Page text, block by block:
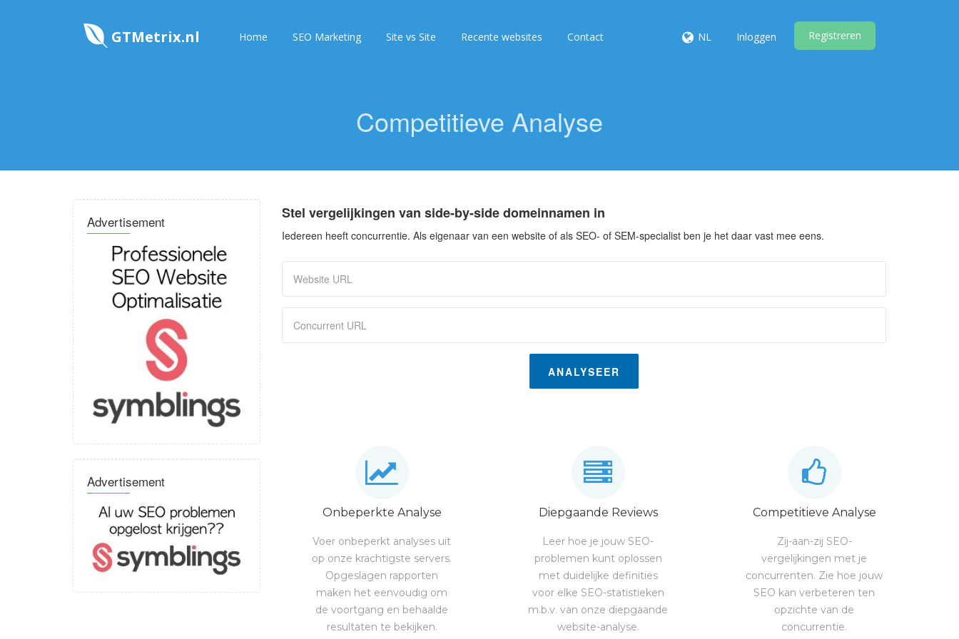
GTMetrix.nl Home SEO Marketing Site vs Site Recente websites Contact NL Inloggen Registreren
Competitieve Analyse
Advertisement
Advertisement
Stel vergelijkingen van side-by-side domeinnamen in
Iedereen heeft concurrentie. Als eigenaar van een website of als SEO- of SEM-specialist ben je het daar vast mee eens.
ANALYSEER
Onbeperkte Analyse
Voer onbeperkt analyses uit
op onze krachtigste servers.
Opgeslagen rapporten
maken het eenvoudig om
de voortgang en behaalde
resultaten te bekijken.
Diepgaande Reviews
Leer hoe je jouw SEO-
problemen kunt oplossen
met duidelijke definities
voor elke SEO-statistieken
m.b.v. van onze diepgaande
website-analyse.
Competitieve Analyse
Zij-aan-zij SEO-
vergelijkingen met je
concurrenten. Zie hoe jouw
SEO kan verbeteren ten
opzichte van de
concurrentie.